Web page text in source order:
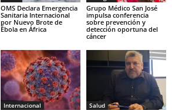
OMS Declara Emergencia
Sanitaria Internacional
por Nuevo Brote de
Ébola en África
Grupo Médico San José
impulsa conferencia
sobre prevención y
detección oportuna del
cáncer
Internacional Salud